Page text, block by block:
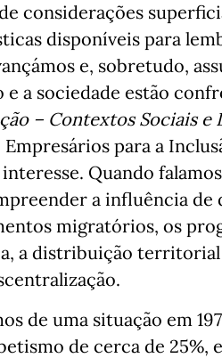
considerações
disponíveis para
e, sobretudo,
e a sociedade estão
– Contextos Sociais e
Empresários para a
Quando
a influência de
migratórios, os
a distribuição territorial
de uma situação em
de cerca de 25%,